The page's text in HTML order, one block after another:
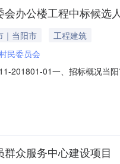
办公楼工程中标候选
｜当阳市
工程建筑
民委员会
201801-01一、招标概况当
有限公司宜昌瑞天建设工程
众服务中心建设项目